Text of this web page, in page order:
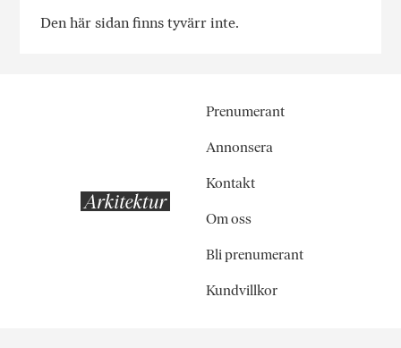
Den här sidan finns tyvärr inte.
Prenumerant
Annonsera
Kontakt
Om oss
Bli prenumerant
Kundvillkor